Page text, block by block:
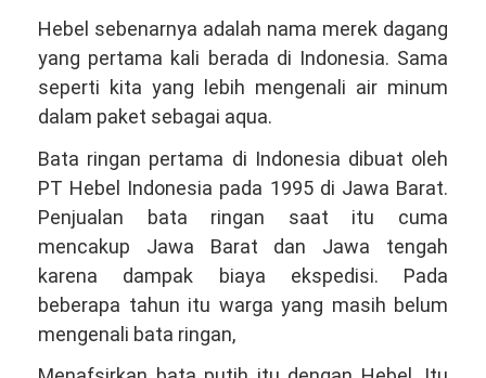
Hebel sebenarnya adalah nama merek dagang
yang pertama kali berada di Indonesia. Sama
seperti kita yang lebih mengenali air minum
dalam paket sebagai aqua.
Bata ringan pertama di Indonesia dibuat oleh
PT Hebel Indonesia pada 1995 di Jawa Barat.
Penjualan bata ringan saat itu cuma
mencakup Jawa Barat dan Jawa tengah
karena dampak biaya ekspedisi. Pada
beberapa tahun itu warga yang masih belum
mengenali bata ringan,